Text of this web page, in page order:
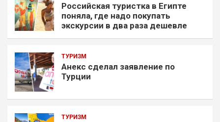
Российская туристка в Египте
поняла, где надо покупать
экскурсии в два раза дешевле
ТУРИЗМ
Анекс сделал заявление по
Турции
ТУРИЗМ